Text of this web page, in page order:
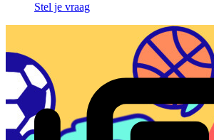
Stel je vraag